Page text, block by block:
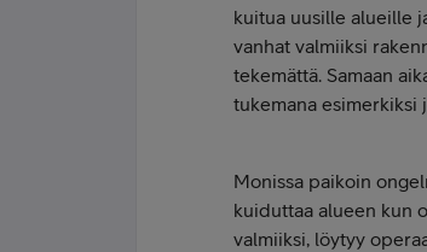
kuitua uusille alueille
vanhat valmiiksi
tekemättä. Samaan
tukemana
Monissa paikoin
kuiduttaa alueen kun
valmiiksi, löytyy